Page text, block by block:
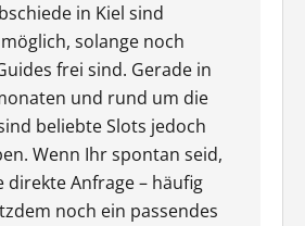
in Kiel sind
solange noch
frei sind. Gerade in
und rund um die
beliebte Slots jedoch
Wenn Ihr spontan seid,
direkte Anfrage – häufig
noch ein passendes